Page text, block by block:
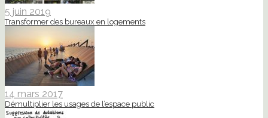
5 juin 2019
Transformer des bureaux en logements
14 mars 2017
Démultiplier les usages de l’espace public